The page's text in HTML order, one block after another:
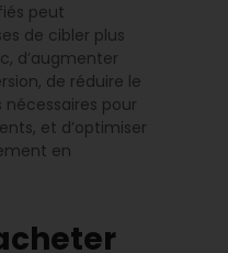
peut
de cibler plus
d’augmenter
de réduire le
pour
et d’optimiser
en